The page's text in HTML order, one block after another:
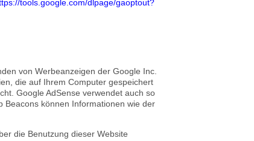
tools.google.com/dlpage/gaoptout?
von Werbeanzeigen der Google Inc.
die auf Ihrem Computer gespeichert
Google AdSense verwendet auch so
Beacons können Informationen wie der
die Benutzung dieser Website